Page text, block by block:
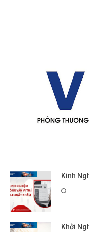
Kinh
Khởi